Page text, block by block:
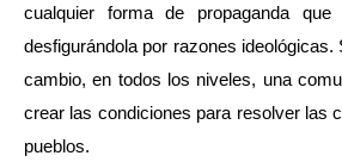
cualquier forma de propaganda que
desfigurándola por razones ideológicas.
cambio, en todos los niveles, una
crear las condiciones para resolver las
pueblos.